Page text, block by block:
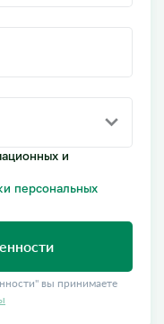
и
персональных
вы принимаете